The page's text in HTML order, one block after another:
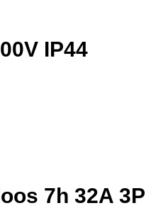
IP44
7h 32A 3P